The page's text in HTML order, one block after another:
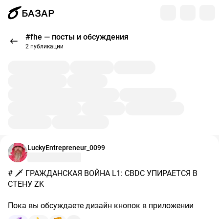
БАЗАР
#fhe — посты и обсуждения
2 публикации
LuckyEntrepreneur_0099
# 🗡 ГРАЖДАНСКАЯ ВОЙНА L1: CBDC УПИРАЕТСЯ В
СТЕНУ ZK
Пока вы обсуждаете дизайн кнопок в приложении
«Цифрового рубля», в недрах блокчейн-архитектуры